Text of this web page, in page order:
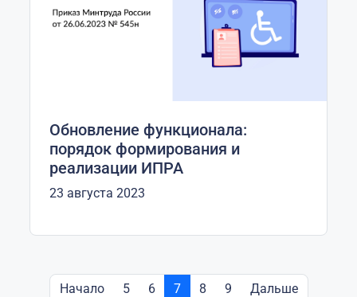
Обновление функционала:
порядок формирования и
реализации ИПРА
23 августа 2023
Начало 5 6 7 8 9 Дальше